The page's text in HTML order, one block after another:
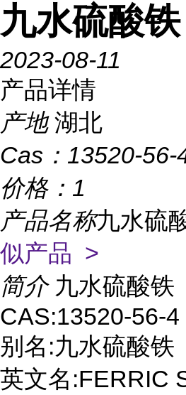
九水硫酸铁
2023-08-11
产品详情
产地 湖北
Cas： 13520-56-
价格： 1
产品名称九水硫
似产品 >
简介 九水硫酸铁
CAS:13520-56-4
别名:九水硫酸铁
英文名:FERRIC